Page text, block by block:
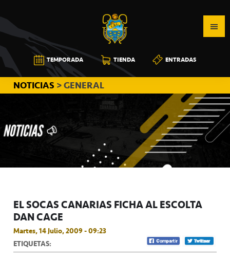
a
la
navegación
principal
al
contenido
principal
a
la
barra
lateral
principal
CB
CANARIAS
TEMPORADA TIENDA ENTRADAS
NOTICIAS > GENERAL
EL SOCAS CANARIAS FICHA AL ESCOLTA
DAN CAGE
Martes, 14 Julio, 2009 - 09:23
ETIQUETAS: